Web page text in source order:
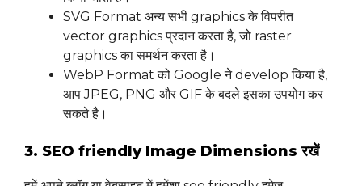
SVG Format अन्य सभी graphics के विपरीत
vector graphics प्रदान करता है, जो raster
graphics का समर्थन करता है।
WebP Format को Google ने develop किया है,
आप JPEG, PNG और GIF के बदले इसका उपयोग कर
सकते है।
3. SEO friendly Image Dimensions रखें